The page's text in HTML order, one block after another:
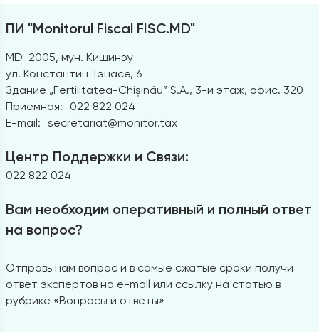
ПИ "Monitorul Fiscal FISC.MD"
MD-2005, мун. Кишинэу
ул. Константин Тэнасе, 6
Здание „Fertilitatea-Chișinău” S.A., 3-й этаж, офис. 320
Приемная:
022 822 024
E-mail: secretariat@monitor.tax
Центр Поддержки и Связи:
022 822 024
Вам необходим оперативный и полный ответ
на вопрос?
Отправь нам вопрос и в самые сжатые сроки получи
ответ экспертов на e-mail или ссылку на статью в
рубрике «Вопросы и ответы»